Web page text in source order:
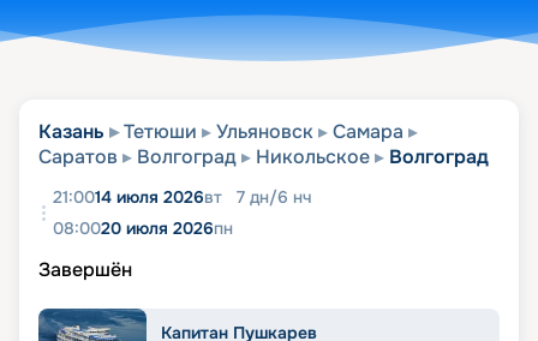
Казань Тетюши Ульяновск
Самара
Саратов
Волгоград Никольское Волгоград
21:0014 июля 2026вт 7 дн/6 нч
08:0020 июля 2026пн
Завершён
Капитан Пушкарев